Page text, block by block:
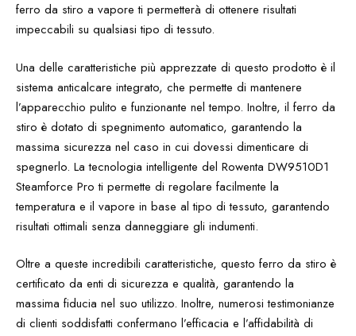
ferro da stiro a vapore ti permetterà di ottenere risultati
impeccabili su qualsiasi tipo di tessuto.
Una delle caratteristiche più apprezzate di questo prodotto è il
sistema anticalcare integrato, che permette di mantenere
l’apparecchio pulito e funzionante nel tempo. Inoltre, il ferro da
stiro è dotato di spegnimento automatico, garantendo la
massima sicurezza nel caso in cui dovessi dimenticare di
spegnerlo. La tecnologia intelligente del Rowenta DW9510D1
Steamforce Pro ti permette di regolare facilmente la
temperatura e il vapore in base al tipo di tessuto, garantendo
risultati ottimali senza danneggiare gli indumenti.
Oltre a queste incredibili caratteristiche, questo ferro da stiro è
certificato da enti di sicurezza e qualità, garantendo la
massima fiducia nel suo utilizzo. Inoltre, numerosi testimonianze
di clienti soddisfatti confermano l’efficacia e l’affidabilità di